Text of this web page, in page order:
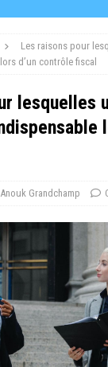
Les raisons pour
d’un contrôle fiscal
lesquelles
Anouk Grandchamp